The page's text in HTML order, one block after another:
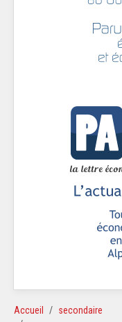
Accueil secondaire